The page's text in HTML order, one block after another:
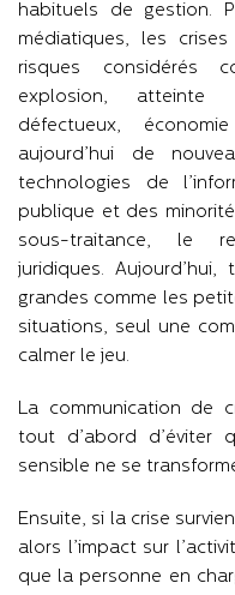
habituels de gestion.
médiatiques, les
risques considérés
explosion, atteinte
défectueux,
aujourd’hui de
technologies de
publique et des
sous-traitance, le
juridiques.
grandes comme les
situations, seul une
calmer le jeu.
La communication de
tout d’abord d’éviter
sensible ne se
Ensuite, si la crise
alors l’impact sur
que la personne en